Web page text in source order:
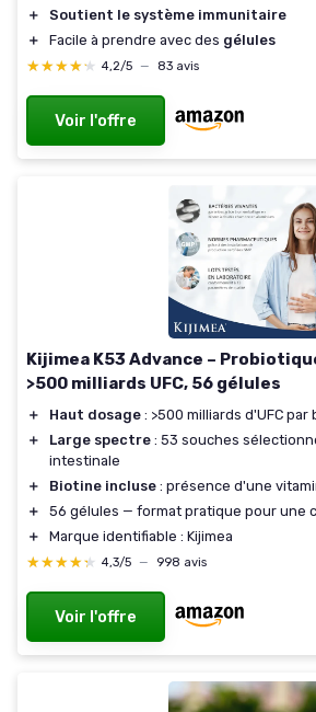
＋
Soutient le système immunitaire
＋
Facile à prendre avec des gélules
★★★★★
★★★★★ 4,2/5 — 83 avis
Voir l'offre
Kijimea K53 Advance –
>500 milliards UFC, 56 gélules
＋ Haut dosage : >500 milliards d'UFC par
＋
Large spectre : 53 souches
intestinale
＋
Biotine incluse : présence d'une
＋
56 gélules — format pratique pour une
＋
Marque identifiable : Kijimea
★★★★★
★★★★★ 4,3/5 — 998 avis
Voir l'offre